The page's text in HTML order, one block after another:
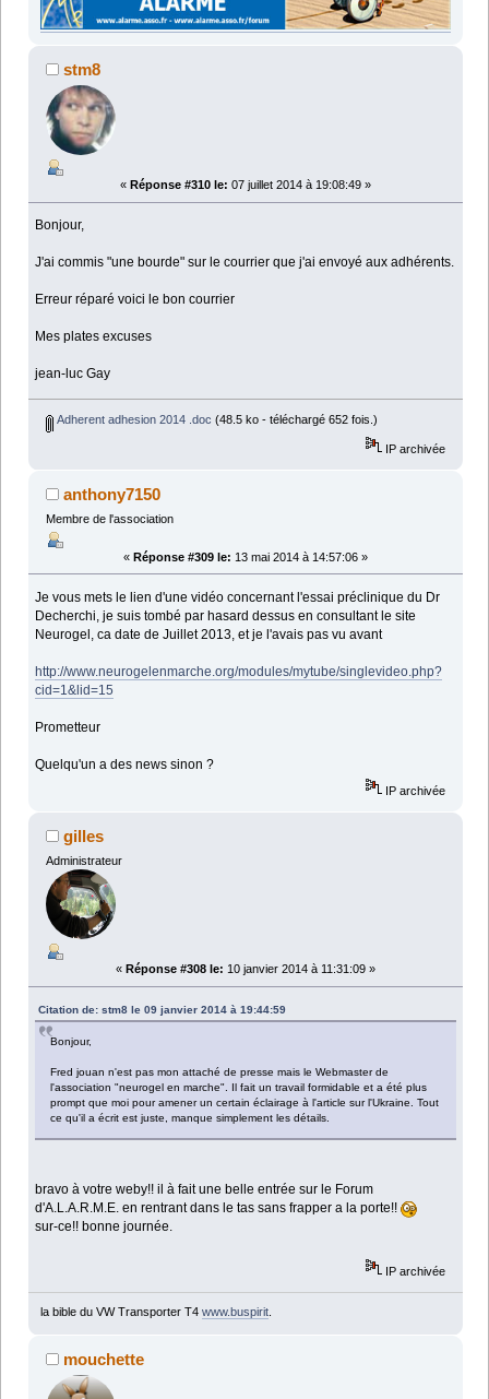
stm8
« Réponse #310 le: 07 juillet 2014 à 19:08:49 »
Bonjour,
J'ai commis "une bourde" sur le courrier que j'ai envoyé aux adhérents.
Erreur réparé voici le bon courrier
Mes plates excuses
jean-luc Gay
Adherent adhesion 2014 .doc (48.5 ko - téléchargé 652 fois.)
IP archivée
anthony7150
Membre de l'association
« Réponse #309 le: 13 mai 2014 à 14:57:06 »
Je vous mets le lien d'une vidéo concernant l'essai préclinique du Dr
Decherchi, je suis tombé par hasard dessus en consultant le site
Neurogel, ca date de Juillet 2013, et je l'avais pas vu avant
http://www.neurogelenmarche.org/modules/mytube/singlevideo.php?
cid=1&lid=15
Prometteur
Quelqu'un a des news sinon ?
IP archivée
gilles
Administrateur
« Réponse #308 le: 10 janvier 2014 à 11:31:09 »
Citation de: stm8 le 09 janvier 2014 à 19:44:59
Bonjour,
Fred jouan n'est pas mon attaché de presse mais le Webmaster de
l'association "neurogel en marche". Il fait un travail formidable et a été plus
prompt que moi pour amener un certain éclairage à l'article sur l'Ukraine. Tout
ce qu'il a écrit est juste, manque simplement les détails.
bravo à votre weby!! il à fait une belle entrée sur le Forum
d'A.L.A.R.M.E. en rentrant dans le tas sans frapper a la porte!!
sur-ce!! bonne journée.
IP archivée
la bible du VW Transporter T4 www.buspirit.
mouchette